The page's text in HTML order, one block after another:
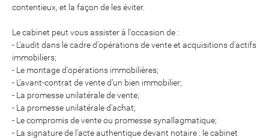
contentieux, et la façon de les éviter.
Le cabinet peut vous assister à l'occasion de :
- L'audit dans le cadre d'opérations de vente et acquisitions d'actifs
immobiliers;
- Le montage d'opérations immobilières;
- L’avant-contrat de vente d’un bien immobilier;
- La promesse unilatérale de vente;
- La promesse unilatérale d'achat;
- Le compromis de vente ou promesse synallagmatique;
- La signature de l'acte authentique devant notaire : le cabinet